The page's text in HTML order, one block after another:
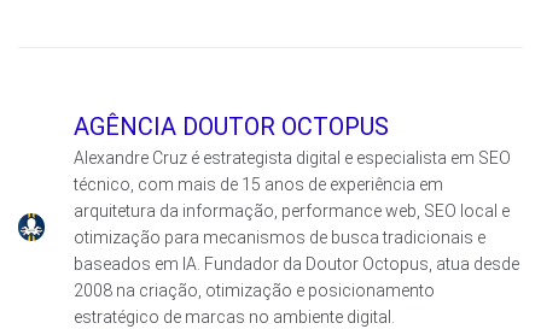
AGÊNCIA DOUTOR OCTOPUS
Alexandre Cruz é estrategista digital e especialista em SEO
técnico, com mais de 15 anos de experiência em
arquitetura da informação, performance web, SEO local e
otimização para mecanismos de busca tradicionais e
baseados em IA. Fundador da Doutor Octopus, atua desde
2008 na criação, otimização e posicionamento
estratégico de marcas no ambiente digital.